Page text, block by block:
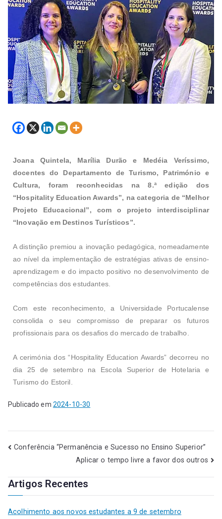
Joana Quintela, Marília Durão e Medéia Veríssimo,
docentes do Departamento de Turismo, Património e
Cultura, foram reconhecidas na 8.ª edição dos
“Hospitality Education Awards”, na categoria de “Melhor
Projeto Educacional”, com o projeto interdisciplinar
“Inovação em Destinos Turísticos”.
A distinção premiou a inovação pedagógica, nomeadamente
ao nível da implementação de estratégias ativas de ensino-
aprendizagem e do impacto positivo no desenvolvimento de
competências dos estudantes.
Com este reconhecimento, a Universidade Portucalense
consolida o seu compromisso de preparar os futuros
profissionais para os desafios do mercado de trabalho.
A cerimónia dos “Hospitality Education Awards” decorreu no
dia 25 de setembro na Escola Superior de Hotelaria e
Turismo do Estoril.
Publicado em 2024-10-30
Conferência “Permanência e Sucesso no Ensino Superior”
Aplicar o tempo livre a favor dos outros
Artigos Recentes
Acolhimento aos novos estudantes a 9 de setembro